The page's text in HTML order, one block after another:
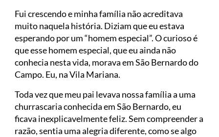
Fui crescendo e minha família não acreditava
muito naquela história. Diziam que eu estava
esperando por um “homem especial”. O curioso é
que esse homem especial, que eu ainda não
conhecia nesta vida, morava em São Bernardo do
Campo. Eu, na Vila Mariana.
Toda vez que meu pai levava nossa família a uma
churrascaria conhecida em São Bernardo, eu
ficava inexplicavelmente feliz. Sem compreender a
razão, sentia uma alegria diferente, como se algo